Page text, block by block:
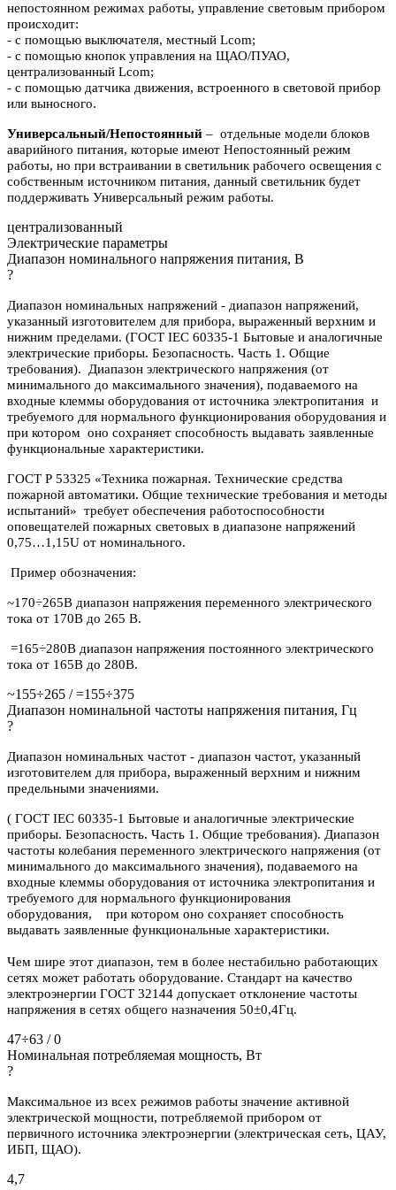
непостоянном режимах работы, управление световым прибором
происходит:
- с помощью выключателя, местный Lcom;
- с помощью кнопок управления на ЩАО/ПУАО,
централизованный Lcom;
- с помощью датчика движения, встроенного в световой прибор
или выносного.
Универсальный/Непостоянный – отдельные модели блоков
аварийного питания, которые имеют Непостоянный режим
работы, но при встраивании в светильник рабочего освещения с
собственным источником питания, данный светильник будет
поддерживать Универсальный режим работы.
централизованный
Электрические параметры
Диапазон номинального напряжения питания, В
?
Диапазон номинальных напряжений - диапазон напряжений,
указанный изготовителем для прибора, выраженный верхним и
нижним пределами. (ГОСТ IEC 60335-1 Бытовые и аналогичные
электрические приборы. Безопасность. Часть 1. Общие
требования). Диапазон электрического напряжения (от
минимального до максимального значения), подаваемого на
входные клеммы оборудования от источника электропитания и
требуемого для нормального функционирования оборудования и
при котором оно сохраняет способность выдавать заявленные
функциональные характеристики.
ГОСТ Р 53325 «Техника пожарная. Технические средства
пожарной автоматики. Общие технические требования и методы
испытаний» требует обеспечения работоспособности
оповещателей пожарных световых в диапазоне напряжений
0,75…1,15U от номинального.
Пример обозначения:
~170÷265В диапазон напряжения переменного электрического
тока от 170В до 265 В.
=165÷280В диапазон напряжения постоянного электрического
тока от 165В до 280В.
~155÷265 / =155÷375
Диапазон номинальной частоты напряжения питания, Гц
?
Диапазон номинальных частот - диапазон частот, указанный
изготовителем для прибора, выраженный верхним и нижним
предельными значениями.
( ГОСТ IEC 60335-1 Бытовые и аналогичные электрические
приборы. Безопасность. Часть 1. Общие требования). Диапазон
частоты колебания переменного электрического напряжения (от
минимального до максимального значения), подаваемого на
входные клеммы оборудования от источника электропитания и
требуемого для нормального функционирования
оборудования, при котором оно сохраняет способность
выдавать заявленные функциональные характеристики.
Чем шире этот диапазон, тем в более нестабильно работающих
сетях может работать оборудование. Стандарт на качество
электроэнергии ГОСТ 32144 допускает отклонение частоты
напряжения в сетях общего назначения 50±0,4Гц.
47÷63 / 0
Номинальная потребляемая мощность, Вт
?
Максимальное из всех режимов работы значение активной
электрической мощности, потребляемой прибором от
первичного источника электроэнергии (электрическая сеть, ЦАУ,
ИБП, ЩАО).
4,7